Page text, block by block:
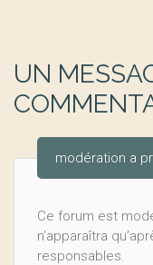
UN
modération a
Ce forum est
n’apparaîtra
responsables.